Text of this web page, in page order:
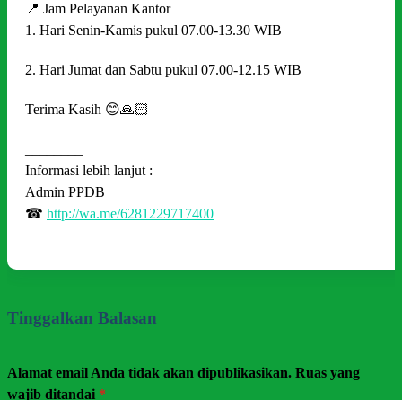
📍 Jam Pelayanan Kantor
1. Hari Senin-Kamis pukul 07.00-13.30 WIB
2. Hari Jumat dan Sabtu pukul 07.00-12.15 WIB
Terima Kasih 😊🙏🏻
Informasi lebih lanjut :
Admin PPDB
☎ http://wa.me/6281229717400
Tinggalkan Balasan
Alamat email Anda tidak akan dipublikasikan. Ruas yang
wajib ditandai *